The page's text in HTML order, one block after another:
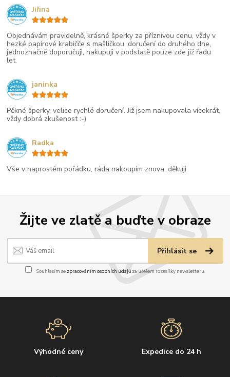
Žijte ve zlatě a buďte v obraze
Přihlásit se
Souhlasím se zpracováním osobních údajůza účelem rozesílky newsletteru.
Výhodné ceny Expedice do 24 h
Objednávám pravidelně, krásné šperky za příznivou cenu, vždy v
hezké papírové krabičče s mašličkou, doručení do druhého dne,
jednoznačně doporučuji, nakupuji v podstatě pouze zde již řadu
let.
Jiřina
Pěkné šperky, velice rychlé doručení. Již jsem nakupovala vícekrát,
vždy dobrá zkušenost :-)
janinka
Vše v naprostém pořádku, ráda nakoupím znova. děkuji
Radka